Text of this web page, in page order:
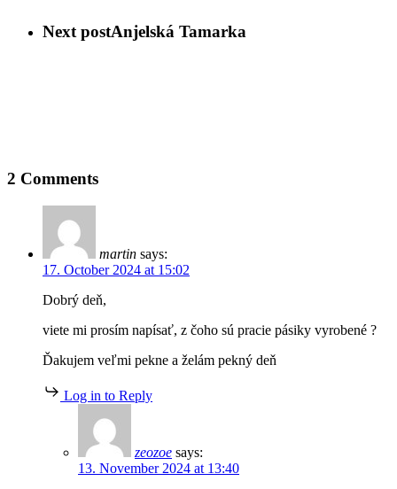
Next postAnjelská Tamarka
2 Comments
martin says:
17. October 2024 at 15:02
Dobrý deň,
viete mi prosím napísať, z čoho sú pracie pásiky vyrobené ?
Ďakujem veľmi pekne a želám pekný deň
Log in to Reply
zeozoe says:
13. November 2024 at 13:40